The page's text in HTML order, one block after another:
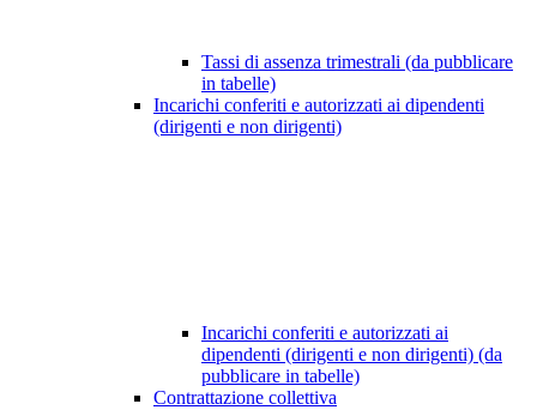
Tassi di assenza trimestrali (da pubblicare
in tabelle)
Incarichi conferiti e autorizzati ai dipendenti
(dirigenti e non dirigenti)
Incarichi conferiti e autorizzati ai
dipendenti (dirigenti e non dirigenti) (da
pubblicare in tabelle)
Contrattazione collettiva